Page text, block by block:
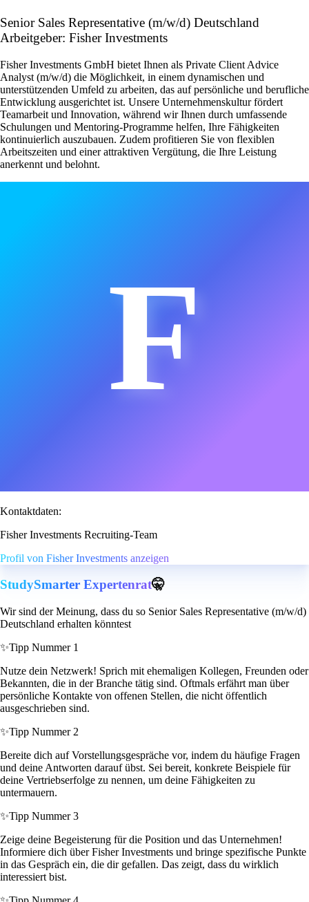
Senior Sales Representative (m/w/d) Deutschland
Arbeitgeber: Fisher Investments
Fisher Investments GmbH bietet Ihnen als Private Client Advice
Analyst (m/w/d) die Möglichkeit, in einem dynamischen und
unterstützenden Umfeld zu arbeiten, das auf persönliche und berufliche
Entwicklung ausgerichtet ist. Unsere Unternehmenskultur fördert
Teamarbeit und Innovation, während wir Ihnen durch umfassende
Schulungen und Mentoring-Programme helfen, Ihre Fähigkeiten
kontinuierlich auszubauen. Zudem profitieren Sie von flexiblen
Arbeitszeiten und einer attraktiven Vergütung, die Ihre Leistung
anerkennt und belohnt.
F
Kontaktdaten:
Fisher Investments Recruiting-Team
Profil von Fisher Investments anzeigen
StudySmarter Expertenrat🤫
Wir sind der Meinung, dass du so Senior Sales Representative (m/w/d)
Deutschland erhalten könntest
✨Tipp Nummer 1
Nutze dein Netzwerk! Sprich mit ehemaligen Kollegen, Freunden oder
Bekannten, die in der Branche tätig sind. Oftmals erfährt man über
persönliche Kontakte von offenen Stellen, die nicht öffentlich
ausgeschrieben sind.
✨Tipp Nummer 2
Bereite dich auf Vorstellungsgespräche vor, indem du häufige Fragen
und deine Antworten darauf übst. Sei bereit, konkrete Beispiele für
deine Vertriebserfolge zu nennen, um deine Fähigkeiten zu
untermauern.
✨Tipp Nummer 3
Zeige deine Begeisterung für die Position und das Unternehmen!
Informiere dich über Fisher Investments und bringe spezifische Punkte
in das Gespräch ein, die dir gefallen. Das zeigt, dass du wirklich
interessiert bist.